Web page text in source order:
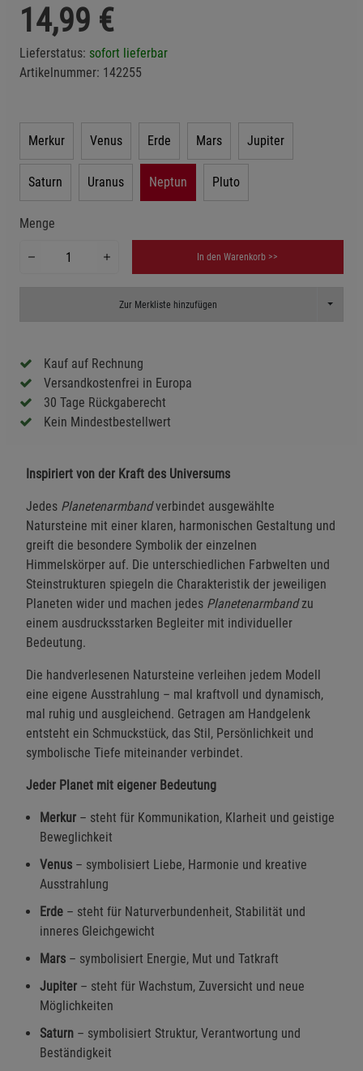
14,99 €
Lieferstatus: sofort lieferbar
Artikelnummer: 142255
Merkur Venus Erde Mars Jupiter
Saturn Uranus Neptun Pluto
Menge
In den Warenkorb >>
Zur Merkliste hinzufügen Toggle
Kauf auf Rechnung
Versandkostenfrei in Europa
30 Tage Rückgaberecht
Kein Mindestbestellwert
Inspiriert von der Kraft des Universums
Jedes Planetenarmbandverbindet ausgewählte
Natursteine mit einer klaren, harmonischen Gestaltung und
greift die besondere Symbolik der einzelnen
Himmelskörper auf. Die unterschiedlichen Farbwelten und
Steinstrukturen spiegeln die Charakteristik der jeweiligen
Planeten wider und machen jedes Planetenarmbandzu
einem ausdrucksstarken Begleiter mit individueller
Bedeutung.
Die handverlesenen Natursteine verleihen jedem Modell
eine eigene Ausstrahlung – mal kraftvoll und dynamisch,
mal ruhig und ausgleichend. Getragen am Handgelenk
entsteht ein Schmuckstück, das Stil, Persönlichkeit und
symbolische Tiefe miteinander verbindet.
Jeder Planet mit eigener Bedeutung
Merkur – steht für Kommunikation, Klarheit und geistige
Beweglichkeit
Venus – symbolisiert Liebe, Harmonie und kreative
Ausstrahlung
Erde – steht für Naturverbundenheit, Stabilität und
inneres Gleichgewicht
Mars – symbolisiert Energie, Mut und Tatkraft
Jupiter – steht für Wachstum, Zuversicht und neue
Möglichkeiten
Saturn – symbolisiert Struktur, Verantwortung und
Beständigkeit